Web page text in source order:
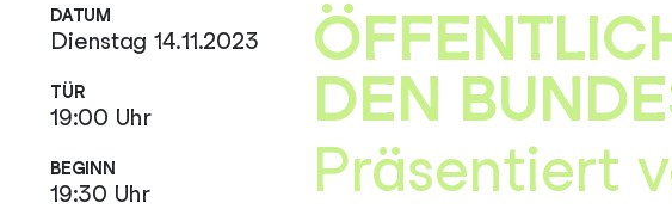
DATUM
Dienstag 14.11.2023
TÜR
19:00 Uhr
BEGINN
19:30 Uhr
DEN
Präsentiert